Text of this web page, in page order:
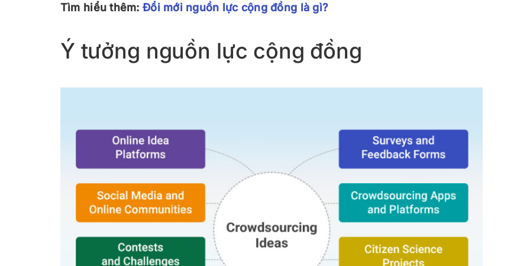
Tìm hiểu thêm: Đổi mới nguồn lực cộng đồng là gì?
Ý tưởng nguồn lực cộng đồng